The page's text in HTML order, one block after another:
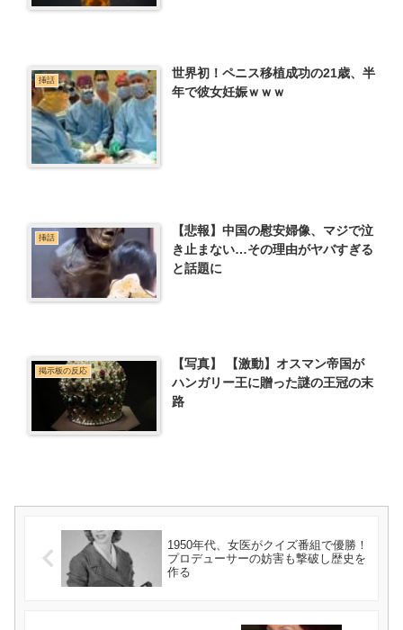
挿話
世界初！ペニス移植成功の21歳、半
年で彼女妊娠ｗｗｗ
挿話
【悲報】中国の慰安婦像、マジで泣
き止まない…その理由がヤバすぎる
と話題に
掲示板の反応
【写真】 【激動】オスマン帝国が
ハンガリー王に贈った謎の王冠の末
路
1950年代、女医がクイズ番組で優勝！
プロデューサーの妨害も撃破し歴史を
作る